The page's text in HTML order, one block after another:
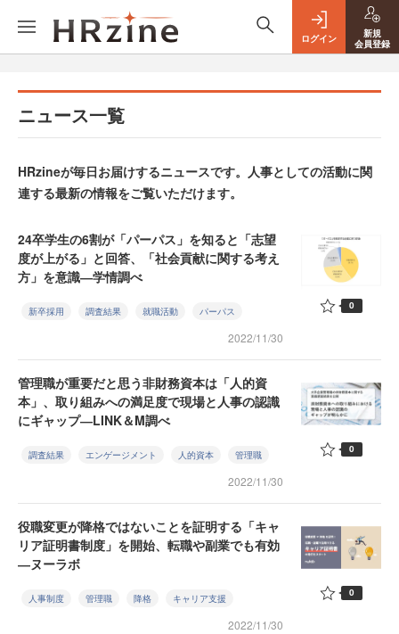
ログイン
新規
会員登録
ニュース一覧
HRzineが毎日お届けするニュースです。人事としての活動に関
連する最新の情報をご覧いただけます。
24卒学生の6割が「パーパス」を知ると「志望
度が上がる」と回答、「社会貢献に関する考え
方」を意識―学情調べ
新卒採用 調査結果 就職活動 パーパス
2022/11/30
0
管理職が重要だと思う非財務資本は「人的資
本」、取り組みへの満足度で現場と人事の認識
にギャップ―LINK＆M調べ
調査結果 エンゲージメント 人的資本 管理職
2022/11/30
0
役職変更が降格ではないことを証明する「キャ
リア証明書制度」を開始、転職や副業でも有効
―ヌーラボ
人事制度 管理職 降格 キャリア支援
2022/11/30
0